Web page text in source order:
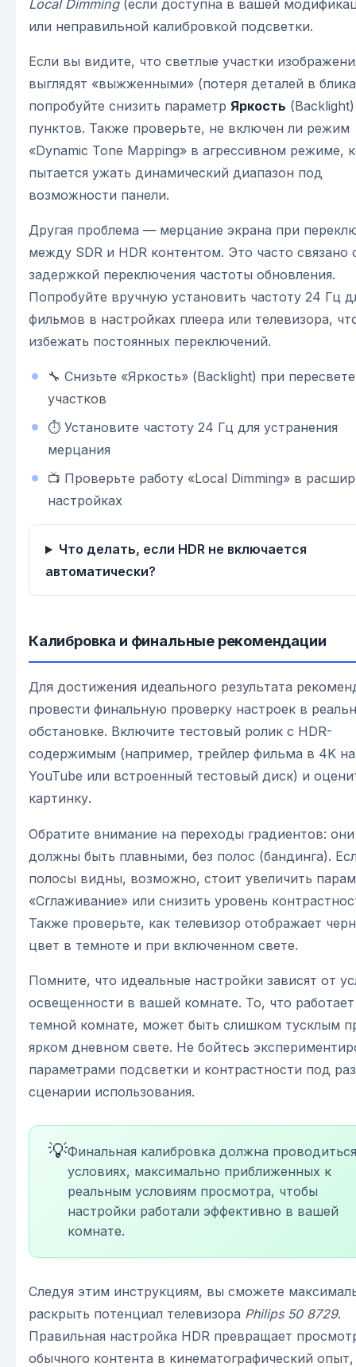
Local Dimming(если доступна в вашей
или неправильной калибровкой подсветки.
Если вы видите, что светлые участки
выглядят «выжженными» (потеря деталей в
попробуйте снизить параметр Яркость
пунктов. Также проверьте, не включен ли режим
«Dynamic Tone Mapping» в агрессивном режиме,
пытается ужать динамический диапазон под
возможности панели.
Другая проблема — мерцание экрана при
между SDR и HDR контентом. Это часто связано
задержкой переключения частоты обновления.
Попробуйте вручную установить частоту 24 Гц
фильмов в настройках плеера или телевизора,
избежать постоянных переключений.
🔧 Снизьте «Яркость» (Backlight) при
участков
⏱️ Установите частоту 24 Гц для устранения
мерцания
📺 Проверьте работу «Local Dimming» в
настройках
Что делать, если HDR не включается
автоматически?
Калибровка и финальные рекомендации
Для достижения идеального результата
провести финальную проверку настроек в
обстановке. Включите тестовый ролик с HDR-
содержимым (например, трейлер фильма в 4K на
YouTube или встроенный тестовый диск) и
картинку.
Обратите внимание на переходы градиентов: они
должны быть плавными, без полос (бандинга).
полосы видны, возможно, стоит увеличить
«Сглаживание» или снизить уровень
Также проверьте, как телевизор отображает
цвет в темноте и при включенном свете.
Помните, что идеальные настройки зависят от
освещенности в вашей комнате. То, что
темной комнате, может быть слишком тусклым
ярком дневном свете. Не бойтесь
параметрами подсветки и контрастности под
сценарии использования.
💡Финальная калибровка должна
условиях, максимально приближенных к
реальным условиям просмотра, чтобы
настройки работали эффективно в вашей
комнате.
Следуя этим инструкциям, вы сможете
раскрыть потенциал телевизора Philips 50 8729.
Правильная настройка HDR превращает
обычного контента в кинематографический опыт,